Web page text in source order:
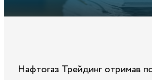
Нафтогаз Трейдинг отримав